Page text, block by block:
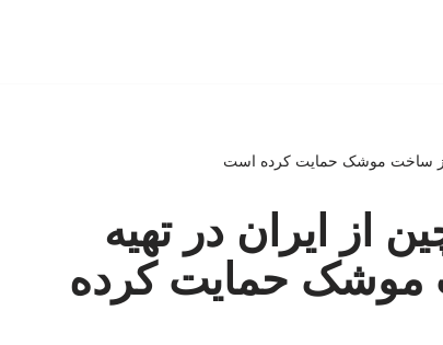
از ساخت موشک حمایت کرده است
از ایران در تهیه
موشک حمایت کرده